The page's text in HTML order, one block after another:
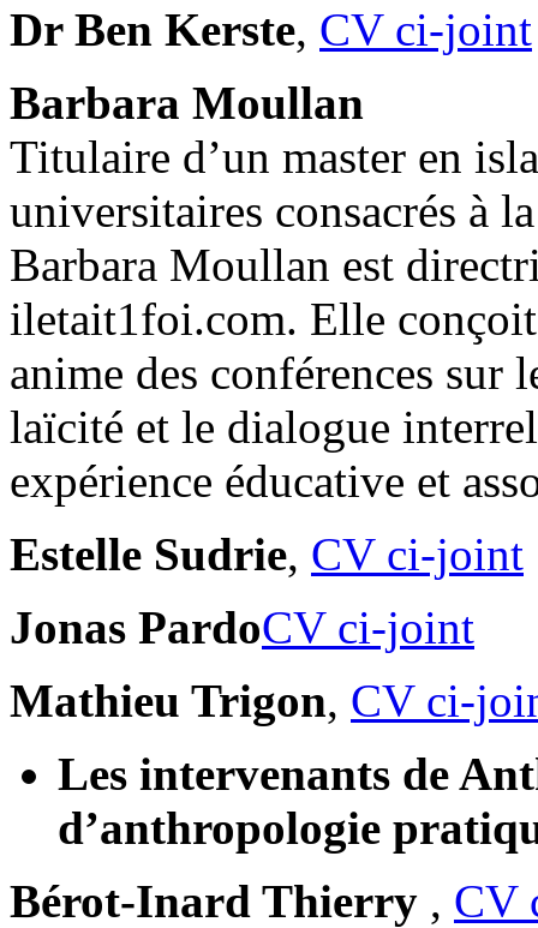
Dr Ben Kerste, CV ci-joint
Barbara Moullan
Titulaire d’un master en
universitaires consacrés à
Barbara Moullan est
iletait1foi.com. Elle conçoit
anime des conférences sur
laïcité et le dialogue
expérience éducative et
Estelle Sudrie, CV ci-joint
Jonas PardoCV ci-joint
Mathieu Trigon, CV ci-
Les intervenants de
d’anthropologie
Bérot-Inard Thierry , CV